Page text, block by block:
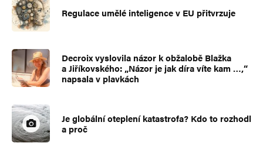
Regulace umělé inteligence v EU přitvrzuje
Decroix vyslovila názor k obžalobě Blažka
a Jiříkovského: „Názor je jak díra víte kam …,“
napsala v plavkách
Je globální oteplení katastrofa? Kdo to rozhodl
a proč